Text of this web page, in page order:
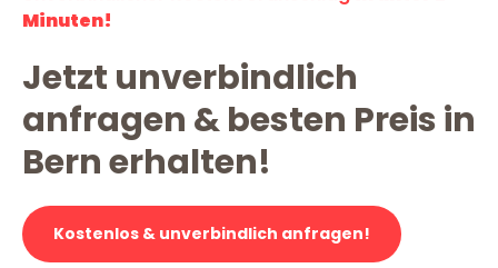
Minuten!
Jetzt unverbindlich
anfragen & besten Preis in
Bern erhalten!
Kostenlos & unverbindlich anfragen!